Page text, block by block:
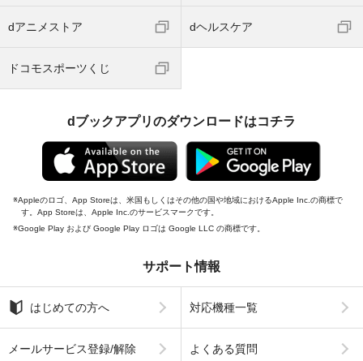
dアニメストア dヘルスケア
ドコモスポーツくじ
dブックアプリのダウンロードはコチラ
Appleのロゴ、App Storeは、米国もしくはその他の国や地域におけるApple Inc.の商標で
す。App Storeは、Apple Inc.のサービスマークです。
Google Play および Google Play ロゴは Google LLC の商標です。
サポート情報
はじめての方へ 対応機種一覧
メールサービス登録/解除 よくある質問